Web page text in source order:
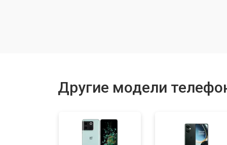
Замена дисплея (экрана)
Другие модели